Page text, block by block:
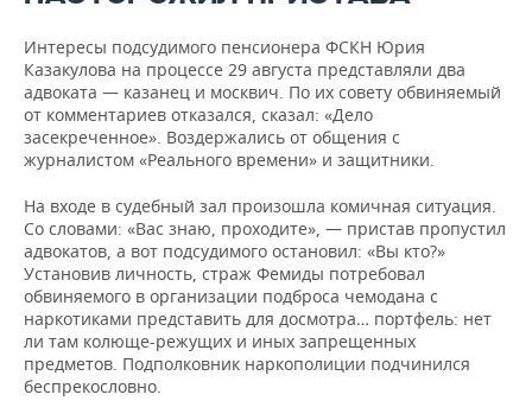
Интересы подсудимого пенсионера ФСКН Юрия
Казакулова на процессе 29 августа представляли два
адвоката — казанец и москвич. По их совету обвиняемый
от комментариев отказался, сказал: «Дело
засекреченное». Воздержались от общения с
журналистом «Реального времени» и защитники.
На входе в судебный зал произошла комичная ситуация.
Со словами: «Вас знаю, проходите», — пристав пропустил
адвокатов, а вот подсудимого остановил: «Вы кто?»
Установив личность, страж Фемиды потребовал
обвиняемого в организации подброса чемодана с
наркотиками представить для досмотра… портфель: нет
ли там колюще-режущих и иных запрещенных
предметов. Подполковник наркополиции подчинился
беспрекословно.